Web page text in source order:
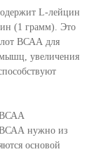
L-лейцин
(1 грамм). Это
ВСАА для
увеличения
ВСАА
ВСАА нужно из
основой